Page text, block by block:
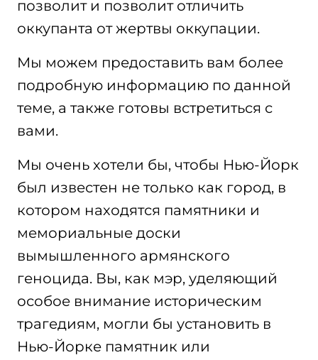
позволит и позволит отличить
оккупанта от жертвы оккупации.
Мы можем предоставить вам более
подробную информацию по данной
теме, а также готовы встретиться с
вами.
Мы очень хотели бы, чтобы Нью-Йорк
был известен не только как город, в
котором находятся памятники и
мемориальные доски
вымышленного армянского
геноцида. Вы, как мэр, уделяющий
особое внимание историческим
трагедиям, могли бы установить в
Нью-Йорке памятник или